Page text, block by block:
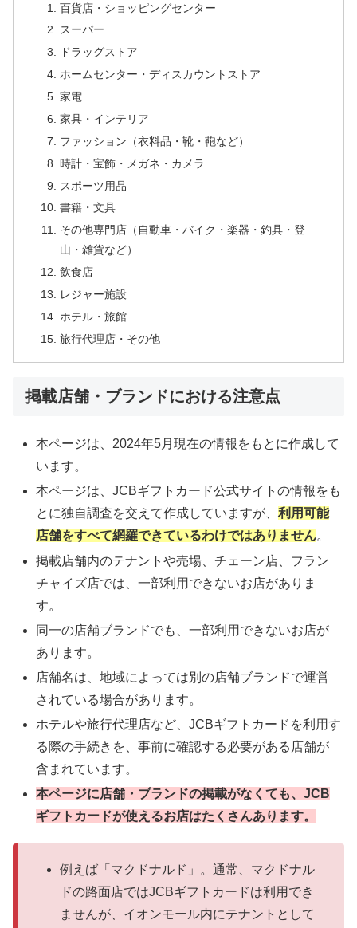
百貨店・ショッピングセンター
スーパー
ドラッグストア
ホームセンター・ディスカウントストア
家電
家具・インテリア
ファッション（衣料品・靴・鞄など）
時計・宝飾・メガネ・カメラ
スポーツ用品
書籍・文具
その他専門店（自動車・バイク・楽器・釣具・登
山・雑貨など）
飲食店
レジャー施設
ホテル・旅館
旅行代理店・その他
掲載店舗・ブランドにおける注意点
本ページは、2024年5月現在の情報をもとに作成して
います。
本ページは、JCBギフトカード公式サイトの情報をも
とに独自調査を交えて作成していますが、利用可能
店舗をすべて網羅できているわけではありません。
掲載店舗内のテナントや売場、チェーン店、フラン
チャイズ店では、一部利用できないお店がありま
す。
同一の店舗ブランドでも、一部利用できないお店が
あります。
店舗名は、地域によっては別の店舗ブランドで運営
されている場合があります。
ホテルや旅行代理店など、JCBギフトカードを利用す
る際の手続きを、事前に確認する必要がある店舗が
含まれています。
本ページに店舗・ブランドの掲載がなくても、JCB
ギフトカードが使えるお店はたくさんあります。
例えば「マクドナルド」。通常、マクドナル
ドの路面店ではJCBギフトカードは利用でき
ませんが、イオンモール内にテナントとして